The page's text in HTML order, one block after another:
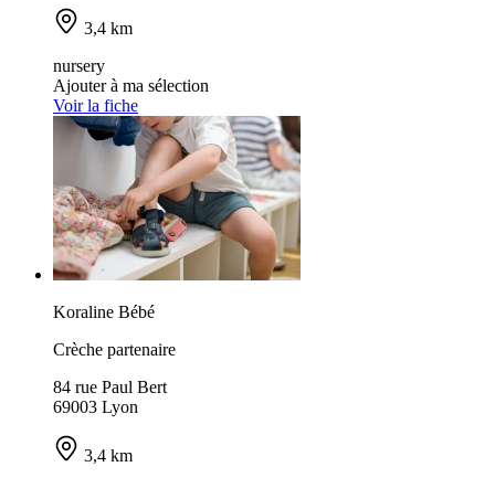
3,4 km
nursery
Ajouter à ma sélection
Voir la fiche
Koraline Bébé
Crèche partenaire
84 rue Paul Bert
69003 Lyon
3,4 km